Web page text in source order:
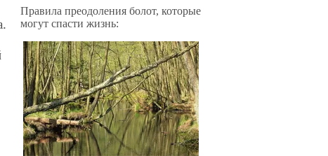
Правила преодоления болот, которые
могут спасти жизнь: